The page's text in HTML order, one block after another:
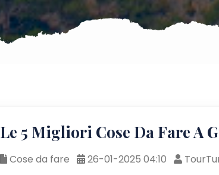
Le 5 Migliori Cose Da Fare A
Cose da fare 26-01-2025 04:10